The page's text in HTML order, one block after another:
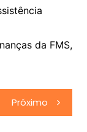
da FMS,
Próximo